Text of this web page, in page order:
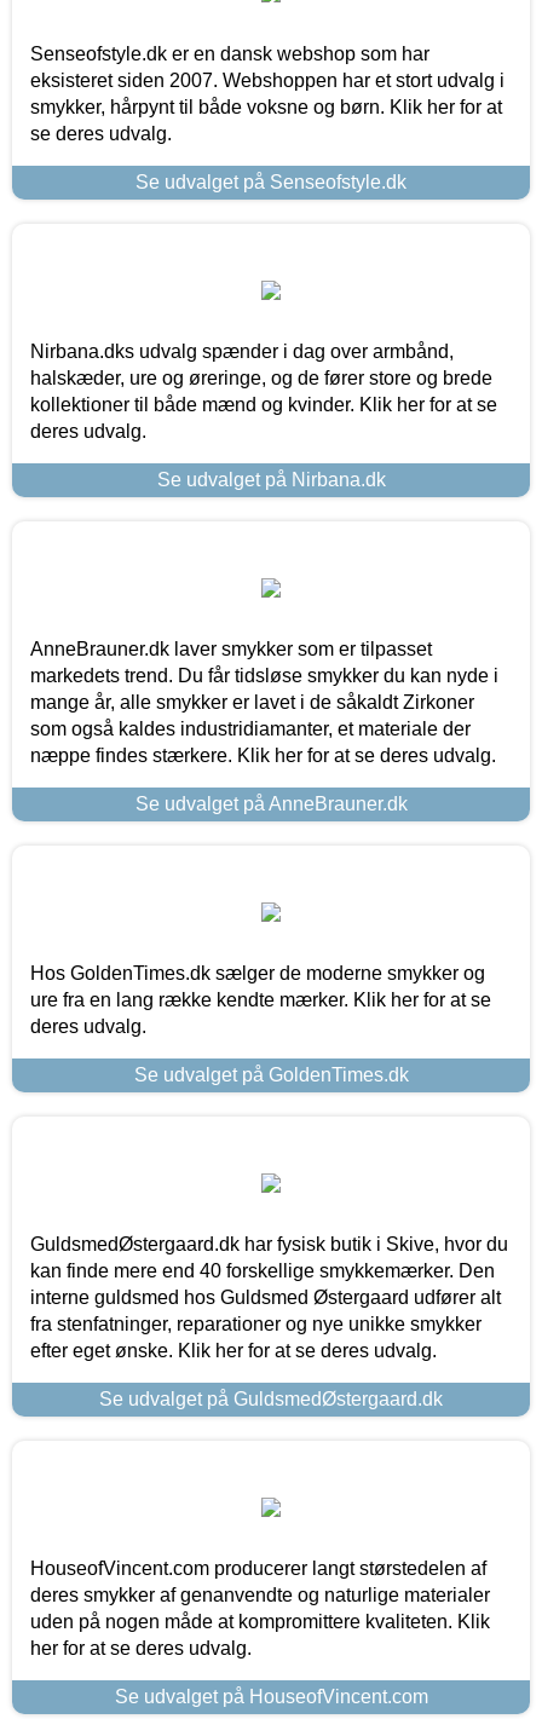
Senseofstyle.dk er en dansk webshop som har
eksisteret siden 2007. Webshoppen har et stort udvalg i
smykker, hårpynt til både voksne og børn. Klik her for at
se deres udvalg.
Se udvalget på Senseofstyle.dk
Nirbana.dks udvalg spænder i dag over armbånd,
halskæder, ure og øreringe, og de fører store og brede
kollektioner til både mænd og kvinder. Klik her for at se
deres udvalg.
Se udvalget på Nirbana.dk
AnneBrauner.dk laver smykker som er tilpasset
markedets trend. Du får tidsløse smykker du kan nyde i
mange år, alle smykker er lavet i de såkaldt Zirkoner
som også kaldes industridiamanter, et materiale der
næppe findes stærkere. Klik her for at se deres udvalg.
Se udvalget på AnneBrauner.dk
Hos GoldenTimes.dk sælger de moderne smykker og
ure fra en lang række kendte mærker. Klik her for at se
deres udvalg.
Se udvalget på GoldenTimes.dk
GuldsmedØstergaard.dk har fysisk butik i Skive, hvor du
kan finde mere end 40 forskellige smykkemærker. Den
interne guldsmed hos Guldsmed Østergaard udfører alt
fra stenfatninger, reparationer og nye unikke smykker
efter eget ønske. Klik her for at se deres udvalg.
Se udvalget på GuldsmedØstergaard.dk
HouseofVincent.com producerer langt størstedelen af
deres smykker af genanvendte og naturlige materialer
uden på nogen måde at kompromittere kvaliteten. Klik
her for at se deres udvalg.
Se udvalget på HouseofVincent.com